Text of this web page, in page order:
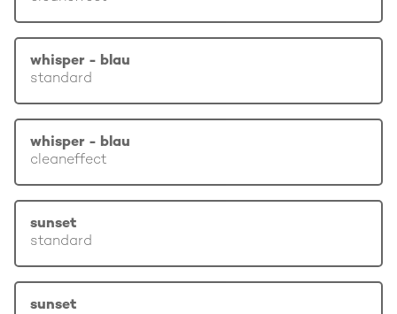
whisper - blau
standard
whisper - blau
cleaneffect
sunset
standard
sunset